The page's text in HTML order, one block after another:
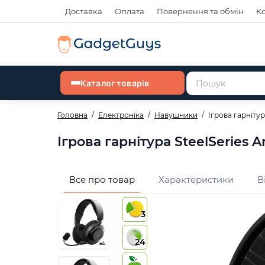
Доставка Оплата Повернення та обмін
Каталог товарів
Головна Електроніка Навушники Ігрова
Ігрова гарнітура
Все про товар Характеристики
3
24